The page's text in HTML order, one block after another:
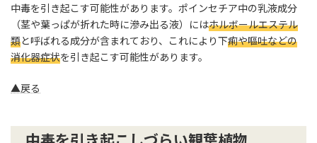
中毒を引き起こす可能性があります。ポインセチア中の乳液成分
（茎や葉っぱが折れた時に滲み出る液）にはホルボールエステル
類と呼ばれる成分が含まれており、これにより下痢や嘔吐などの
消化器症状を引き起こす可能性があります。
▲戻る